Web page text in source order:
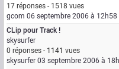
17 réponses - 1518 vues
gcom 06 septembre 2006 à 12h58
CLip pour Track !
skysurfer
0 réponses - 1141 vues
skysurfer03 septembre 2006 à